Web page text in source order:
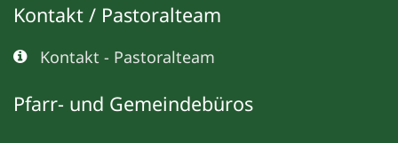
Kontakt / Pastoralteam
Kontakt - Pastoralteam
Pfarr- und Gemeindebüros